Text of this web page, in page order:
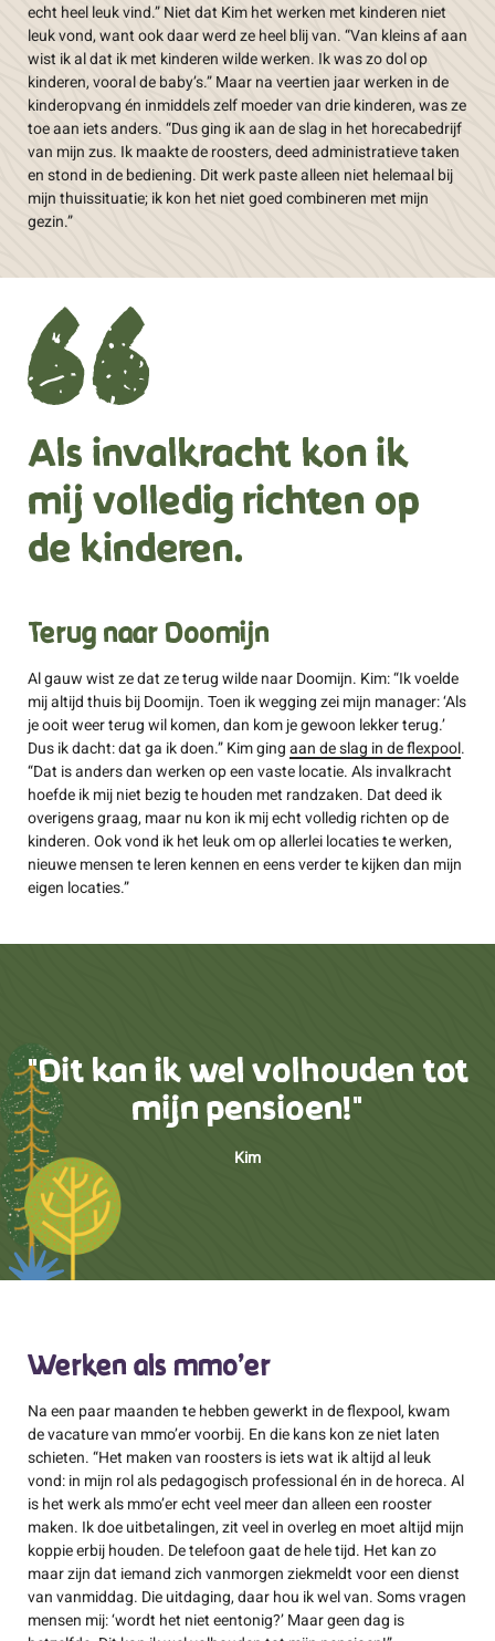
echt heel leuk vind.” Niet dat Kim het werken met kinderen niet
leuk vond, want ook daar werd ze heel blij van. “Van kleins af aan
wist ik al dat ik met kinderen wilde werken. Ik was zo dol op
kinderen, vooral de baby’s.” Maar na veertien jaar werken in de
kinderopvang én inmiddels zelf moeder van drie kinderen, was ze
toe aan iets anders. “Dus ging ik aan de slag in het horecabedrijf
van mijn zus. Ik maakte de roosters, deed administratieve taken
en stond in de bediening. Dit werk paste alleen niet helemaal bij
mijn thuissituatie; ik kon het niet goed combineren met mijn
gezin.”
Als invalkracht kon ik
mij volledig richten op
de kinderen.
Terug naar Doomijn
Al gauw wist ze dat ze terug wilde naar Doomijn. Kim: “Ik voelde
mij altijd thuis bij Doomijn. Toen ik wegging zei mijn manager: ‘Als
je ooit weer terug wil komen, dan kom je gewoon lekker terug.’
Dus ik dacht: dat ga ik doen.” Kim ging aan de slag in de flexpool.
“Dat is anders dan werken op een vaste locatie. Als invalkracht
hoefde ik mij niet bezig te houden met randzaken. Dat deed ik
overigens graag, maar nu kon ik mij echt volledig richten op de
kinderen. Ook vond ik het leuk om op allerlei locaties te werken,
nieuwe mensen te leren kennen en eens verder te kijken dan mijn
eigen locaties.”
"Dit kan ik wel volhouden tot
mijn pensioen!"
Kim
Werken als mmo’er
Na een paar maanden te hebben gewerkt in de flexpool, kwam
de vacature van mmo’er voorbij. En die kans kon ze niet laten
schieten. “Het maken van roosters is iets wat ik altijd al leuk
vond: in mijn rol als pedagogisch professional én in de horeca. Al
is het werk als mmo’er echt veel meer dan alleen een rooster
maken. Ik doe uitbetalingen, zit veel in overleg en moet altijd mijn
koppie erbij houden. De telefoon gaat de hele tijd. Het kan zo
maar zijn dat iemand zich vanmorgen ziekmeldt voor een dienst
van vanmiddag. Die uitdaging, daar hou ik wel van. Soms vragen
mensen mij: ‘wordt het niet eentonig?’ Maar geen dag is